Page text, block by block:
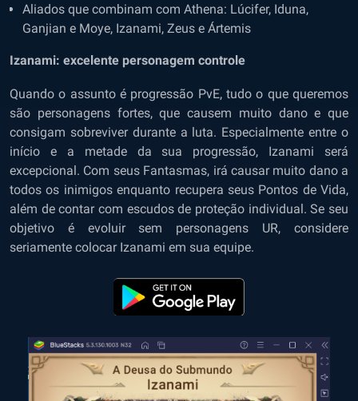
Aliados que combinam com Athena: Lúcifer, Iduna,
Ganjian e Moye, Izanami, Zeus e Ártemis
Izanami: excelente personagem controle
Quando o assunto é progressão PvE, tudo o que queremos
são personagens fortes, que causem muito dano e que
consigam sobreviver durante a luta. Especialmente entre o
início e a metade da sua progressão, Izanami será
excepcional. Com seus Fantasmas, irá causar muito dano a
todos os inimigos enquanto recupera seus Pontos de Vida,
além de contar com escudos de proteção individual. Se seu
objetivo é evoluir sem personagens UR, considere
seriamente colocar Izanami em sua equipe.